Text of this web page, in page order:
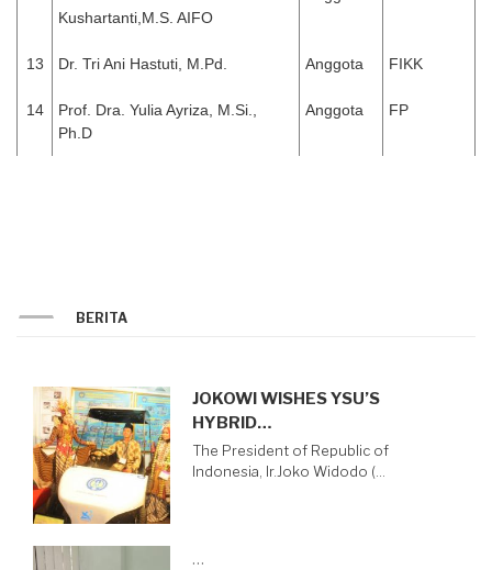
Kushartanti,M.S. AIFO
13 Dr. Tri Ani Hastuti, M.Pd. Anggota FIKK
14
Prof. Dra. Yulia Ayriza, M.Si.,
Ph.D
Anggota FP
BERITA
JOKOWI WISHES YSU’S
HYBRID…
The President of Republic of
Indonesia, Ir.Joko Widodo (…
…